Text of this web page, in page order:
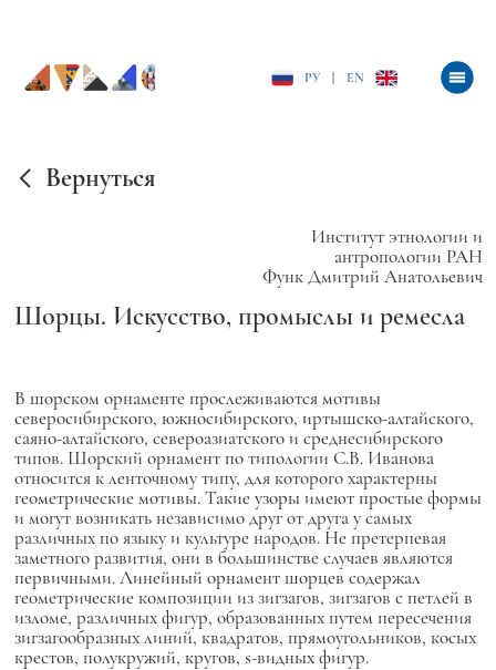
РУ EN
Вернуться
Институт этнологии и
антропологии РАН
Функ Дмитрий Анатольевич
Шорцы. Искусство, промыслы и ремесла
В шорском орнаменте прослеживаются мотивы
северосибирского, южносибирского, иртышско-алтайского,
саяно-алтайского, североазиатского и среднесибирского
типов. Шорский орнамент по типологии С.В. Иванова
относится к ленточному типу, для которого характерны
геометрические мотивы. Такие узоры имеют простые формы
и могут возникать независимо друг от друга у самых
различных по языку и культуре народов. Не претерпевая
заметного развития, они в большинстве случаев являются
первичными. Линейный орнамент шорцев содержал
геометрические композиции из зигзагов, зигзагов с петлей в
изломе, различных фигур, образованных путем пересечения
зигзагообразных линий, квадратов, прямоугольников, косых
крестов, полукружий, кругов, s-видных фигур.